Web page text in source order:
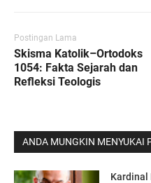
Postingan Lama
Skisma Katolik–Ortodoks
1054: Fakta Sejarah dan
Refleksi Teologis
ANDA MUNGKIN MENYUKAI
Kardinal